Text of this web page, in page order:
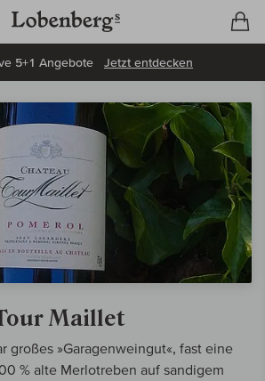
5+1 Angebote Jetzt entdecken
Maillet
großes »Garagenweingut«, fast eine
% alte Merlotreben auf sandigem